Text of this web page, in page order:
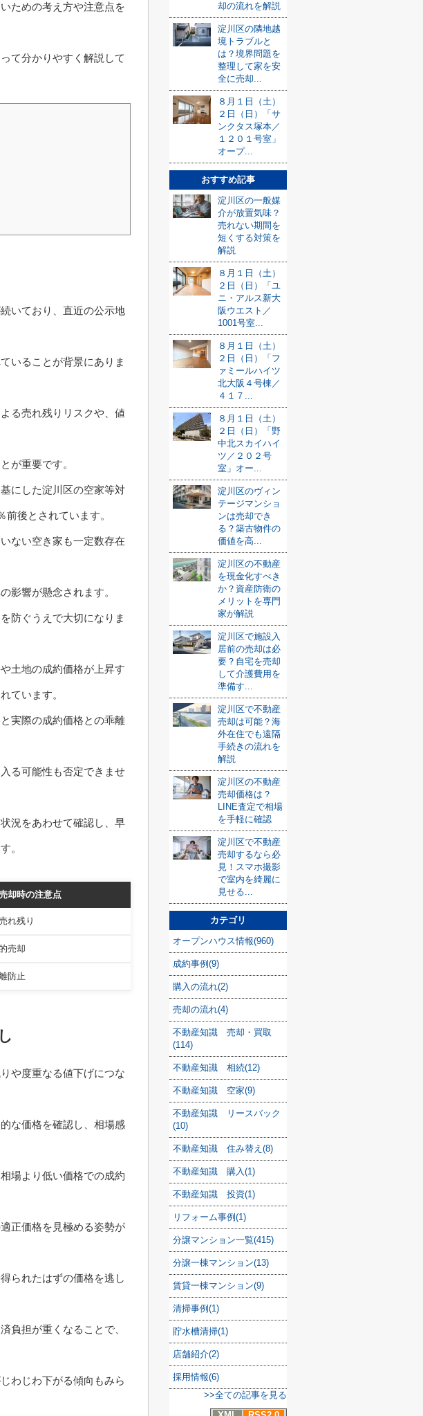
ための考え方や注意点を
て分かりやすく解説して
いており、直近の公示地
いることが背景にありま
る売れ残りリスクや、値
が重要です。
にした淀川区の空家等対
後とされています。
ない空き家も一定数存在
影響が懸念されます。
防ぐうえで大切になりま
土地の成約価格が上昇す
ています。
実際の成約価格との乖離
る可能性も否定できませ
況をあわせて確認し、早
。
却時の注意点
れ残り
売却
防止
や度重なる値下げにつな
な価格を確認し、相場感
場より低い価格での成約
正価格を見極める姿勢が
られたはずの価格を逃し
負担が重くなることで、
わじわ下がる傾向もみら
却の流れを解説
淀川区の隣地越
境トラブルと
は？境界問題を
整理して家を安
全に売却...
８月１日（土）
２日（日）「サ
ンクタス塚本／
１２０１号室」
オープ...
おすすめ記事
淀川区の一般媒
介が放置気味？
売れない期間を
短くする対策を
解説
８月１日（土）
２日（日）「ユ
ニ・アルス新大
阪ウエスト／
1001号室...
８月１日（土）
２日（日）「フ
ァミールハイツ
北大阪４号棟／
４１７...
８月１日（土）
２日（日）「野
中北スカイハイ
ツ／２０２号
室」オー...
淀川区のヴィン
テージマンショ
ンは売却でき
る？築古物件の
価値を高...
淀川区の不動産
を現金化すべき
か？資産防衛の
メリットを専門
家が解説
淀川区で施設入
居前の売却は必
要？自宅を売却
して介護費用を
準備す...
淀川区で不動産
売却は可能？海
外在住でも遠隔
手続きの流れを
解説
淀川区の不動産
売却価格は？
LINE査定で相場
を手軽に確認
淀川区で不動産
売却するなら必
見！スマホ撮影
で室内を綺麗に
見せる...
カテゴリ
オープンハウス情報(960)
成約事例(9)
購入の流れ(2)
売却の流れ(4)
不動産知識 売却・買取
(114)
不動産知識 相続(12)
不動産知識 空家(9)
不動産知識 リースバック
(10)
不動産知識 住み替え(8)
不動産知識 購入(1)
不動産知識 投資(1)
リフォーム事例(1)
分譲マンション一覧(415)
分譲一棟マンション(13)
賃貸一棟マンション(9)
清掃事例(1)
貯水槽清掃(1)
店舗紹介(2)
採用情報(6)
>>全ての記事を見る